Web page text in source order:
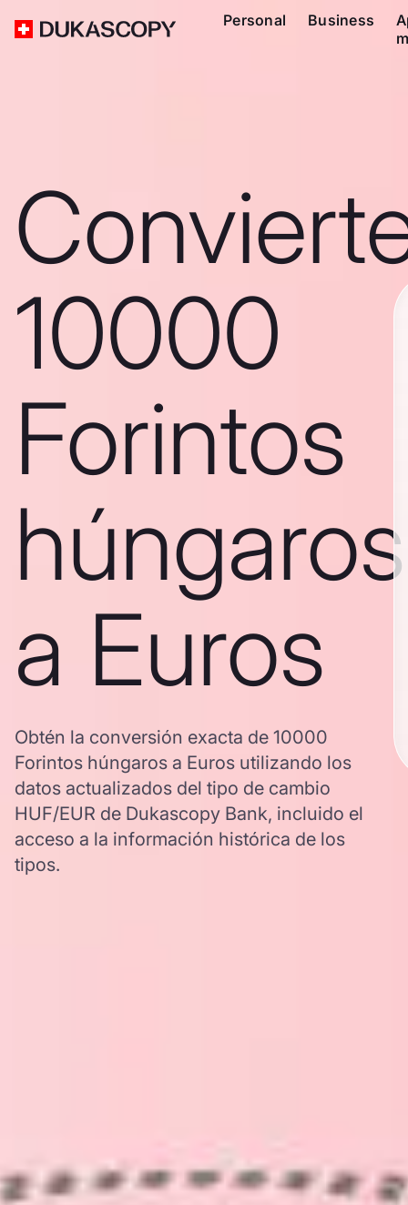
Personal Business
10000
Forintos
húngaros
a Euros
Obtén la conversión exacta de 10000
Forintos húngaros a Euros utilizando los
datos actualizados del tipo de cambio
HUF/EUR de Dukascopy Bank, incluido el
acceso a la información histórica de los
tipos.